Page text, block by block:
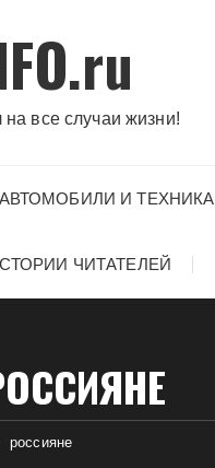
все случаи жизни!
АВТОМОБИЛИ И ТЕХНИКА
ЧИТАТЕЛЕЙ
россияне